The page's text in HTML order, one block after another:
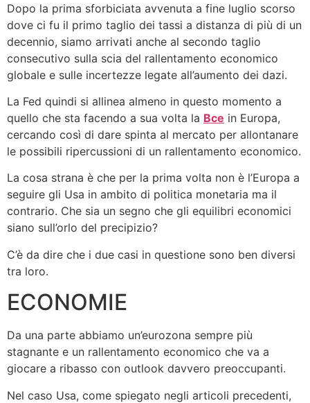
Dopo la prima sforbiciata avvenuta a fine luglio scorso
dove ci fu il primo taglio dei tassi a distanza di più di un
decennio, siamo arrivati anche al secondo taglio
consecutivo sulla scia del rallentamento economico
globale e sulle incertezze legate all’aumento dei dazi.
La Fed quindi si allinea almeno in questo momento a
quello che sta facendo a sua volta la Bce in Europa,
cercando così di dare spinta al mercato per allontanare
le possibili ripercussioni di un rallentamento economico.
La cosa strana è che per la prima volta non è l’Europa a
seguire gli Usa in ambito di politica monetaria ma il
contrario. Che sia un segno che gli equilibri economici
siano sull’orlo del precipizio?
C’è da dire che i due casi in questione sono ben diversi
tra loro.
ECONOMIE
Da una parte abbiamo un’eurozona sempre più
stagnante e un rallentamento economico che va a
giocare a ribasso con outlook davvero preoccupanti.
Nel caso Usa, come spiegato negli articoli precedenti,